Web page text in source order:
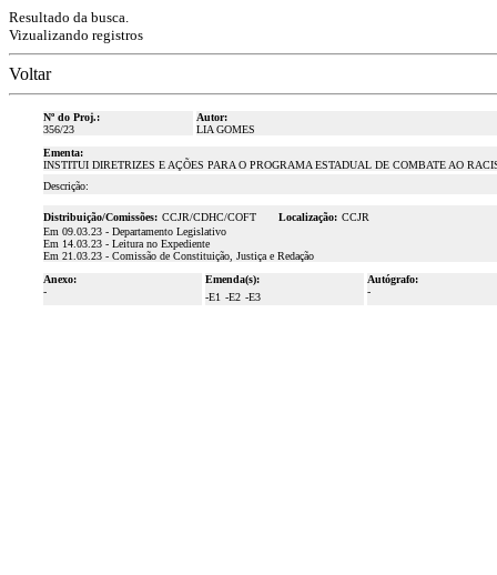
Resultado da busca.
Vizualizando registros
Voltar
Nº do Proj.:
356/23
Autor:
LIA GOMES
Ementa:
INSTITUI DIRETRIZES E AÇÕES PARA O PROGRAMA ESTADUAL DE COMBATE AO
Descrição:
Distribuição/Comissões: CCJR/CDHC/COFT Localização: CCJR
Em 09.03.23 - Departamento Legislativo
Em 14.03.23 - Leitura no Expediente
Em 21.03.23 - Comissão de Constituição, Justiça e Redação
Anexo:
-
Emenda(s):
-E1 -E2 -E3
Autógrafo:
-